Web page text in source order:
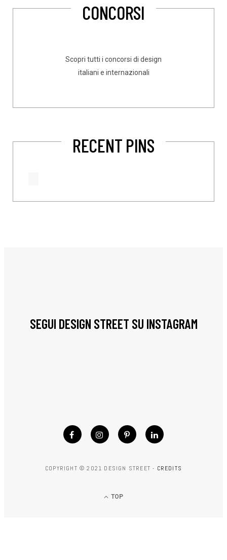
CONCORSI
Scopri tutti i concorsi di design
italiani e internazionali
RECENT PINS
SEGUI DESIGN STREET SU INSTAGRAM
COPYRIGHT © 2021 DESIGN STREET - CREDITS
TOP